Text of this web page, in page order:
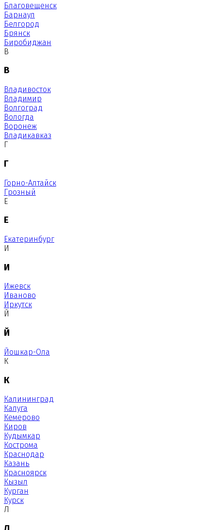
Благовещенск
Барнаул
Белгород
Брянск
Биробиджан
В
В
Владивосток
Владимир
Волгоград
Вологда
Воронеж
Владикавказ
Г
Г
Горно-Алтайск
Грозный
Е
Е
Екатеринбург
И
И
Ижевск
Иваново
Иркутск
Й
Й
Йошкар-Ола
К
К
Калининград
Калуга
Кемерово
Киров
Кудымкар
Кострома
Краснодар
Казань
Красноярск
Кызыл
Курган
Курск
Л